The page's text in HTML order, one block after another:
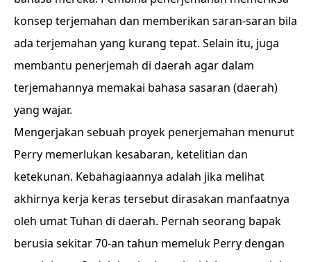
konsep terjemahan dan memberikan saran-saran bila
ada terjemahan yang kurang tepat. Selain itu, juga
membantu penerjemah di daerah agar dalam
terjemahannya memakai bahasa sasaran (daerah)
yang wajar.
Mengerjakan sebuah proyek penerjemahan menurut
Perry memerlukan kesabaran, ketelitian dan
ketekunan. Kebahagiaannya adalah jika melihat
akhirnya kerja keras tersebut dirasakan manfaatnya
oleh umat Tuhan di daerah. Pernah seorang bapak
berusia sekitar 70-an tahun memeluk Perry dengan